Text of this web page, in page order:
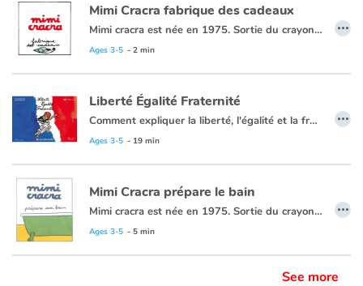
Mimi Cracra fabrique des cadeaux
Mimi cracra est née en 1975. Sortie du crayon d’Agnès Rosenstiehl pour le magazine “Pomme d’api”, cette petite fille aux joues roses et cheveux bruns à laquelle il est facile de s’identifier nous entraîne avec humour dans ses aventures quotidiennes.
Ages 3-5 - 2 min
…
Liberté Égalité Fraternité
Comment expliquer la liberté, l'égalité et la fraternité aux très jeunes enfants ? Agnès Rosenstiehl, avec humour et simplicité, montre aux tout-petits ce que ces valeurs républicaines impliquent dans leurs jeux et leur vie quotidienne, parce que les petits citoyens deviendront grands !
Sur la notion de liberté et de respect, sur le droit pour tous, sur l'idée de partage, de tolérance, de solidarité, de fraternité.
Ages 3-5 - 19 min
…
Mimi Cracra prépare le bain
Mimi cracra est née en 1975. Sortie du crayon d’Agnès Rosenstiehl pour le magazine “Pomme d’api”, cette petite fille aux joues roses et cheveux bruns à laquelle il est facile de s’identifier nous entraîne avec humour dans ses aventures quotidiennes.
Ages 3-5 - 5 min
…
See more